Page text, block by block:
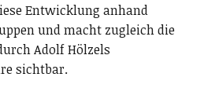
Entwicklung anhand
und macht zugleich die
Adolf Hölzels
sichtbar.